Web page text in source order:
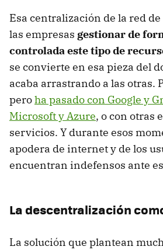
Esa centralización de la red
las empresas gestionar de
controlada este tipo de
se convierte en esa pieza del
acaba arrastrando a las otras.
peroha pasado con Google y
Microsoft y Azure, o con otras
servicios. Y durante esos
apodera de internet y de los
encuentran indefensos ante
La descentralización
La solución que plantean